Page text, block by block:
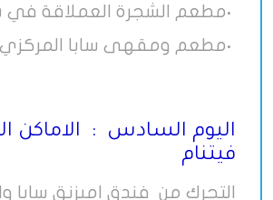
•مطعم الشجرة العملاقة في
•مطعم ومقهى سابا المركزي
اليوم السادس : الاماكن
فيتنام
التحرك من فندق اميزنق سابا